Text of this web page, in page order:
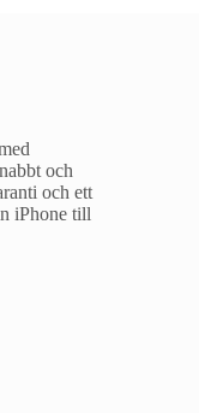
och
och ett
iPhone till